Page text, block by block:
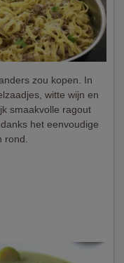
zou kopen. In
witte wijn en
smaakvolle ragout
het eenvoudige
rond.